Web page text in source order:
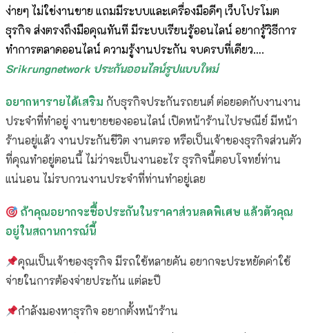
ง่ายๆ ไม่ใช่งานขาย แถมมีระบบและเครื่องมือดีๆ เว็บโปรโมต
ธุรกิจ ส่งตรงถึงมือคุณทันที มีระบบเรียนรู้ออนไลน์ อยากรู้วิธีการ
ทำการตลาดออนไลน์ ความรู้งานประกัน จบครบที่เดียว….
Srikrungnetwork ประกันออนไลน์รูปแบบใหม่
อยากหารายได้เสริม กับธุรกิจประกันรถยนต์ ต่อยอดกับงานงาน
ประจำที่ทำอยู่ งานขายของออนไลน์ เปิดหน้าร้านไปรษณีย์ มีหน้า
ร้านอยู่แล้ว งานประกันชีวิต งานตรอ หรือเป็นเจ้าของธุรกิจส่วนตัว
ที่คุณทำอยู่ตอนนี้ ไม่ว่าจะเป็นงานอะไร ธุรกิจนี้ตอบโจทย์ท่าน
แน่นอน ไม่รบกวนงานประจำที่ท่านทำอยู่เลย
ถ้าคุณอยากจะซื้อประกันในราคาส่วนลดพิเศษ แล้วตัวคุณ
อยู่ในสถานการณ์นี้
คุณเป็นเจ้าของธุรกิจ มีรถใช้หลายคัน อยากจะประหยัดค่าใช้
จ่ายในการต้องจ่ายประกัน แต่ละปี
กำลังมองหาธุรกิจ อยากตั้งหน้าร้าน